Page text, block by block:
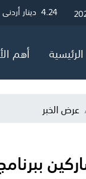
3.01 دولار أمريكي 4.05 جنيه إسترليني 4.24 دينار أردني
الرئيسية أهم
عرض الخبر
ببرنامج